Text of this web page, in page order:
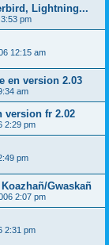
Lightning...
pm
12:15 am
en version 2.03
am
version fr 2.02
2:29 pm
pm
Gwaskañ
2:07 pm
2:31 pm